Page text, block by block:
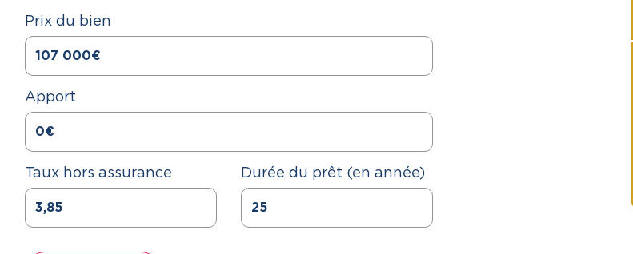
Prix du bien
Apport
Taux hors assurance Durée du prêt (en année)